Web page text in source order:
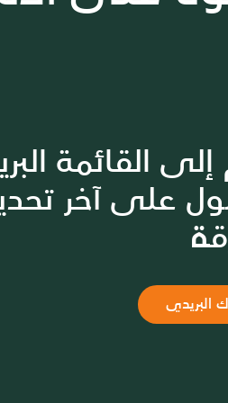
القائمة
على آخر
البريدي